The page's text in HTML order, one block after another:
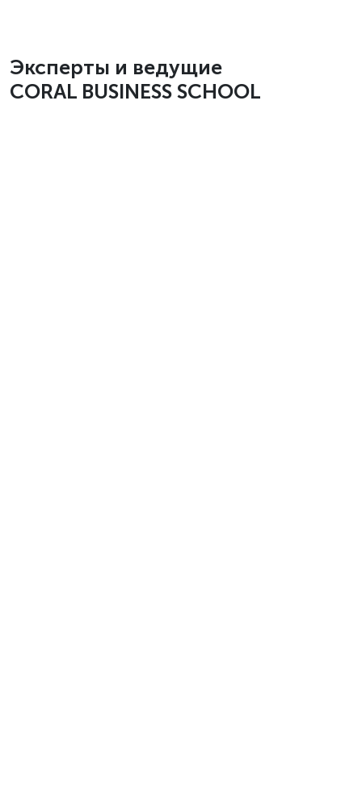
Эксперты и ведущие
CORAL BUSINESS SCHOOL